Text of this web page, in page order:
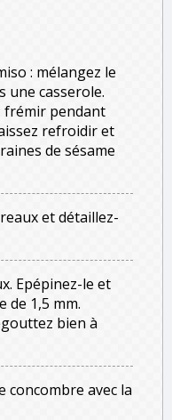
: mélangez le
une casserole.
frémir pendant
refroidir et
de sésame
et détaillez-
Epépinez-le et
de 1,5 mm.
bien à
concombre avec la